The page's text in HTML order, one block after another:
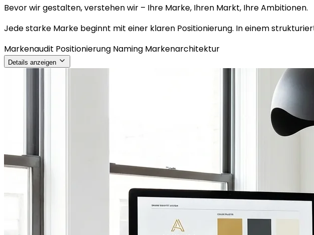
Bevor wir gestalten, verstehen wir – Ihre Marke, Ihren Markt, Ihre Ambitionen.
Jede starke Marke beginnt mit einer klaren Positionierung. In einem
Markenaudit Positionierung Naming Markenarchitektur
Details anzeigen